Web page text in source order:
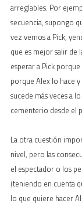
arreglables. Por
secuencia, supongo
vez vemos a Pick,
que es mejor salir de
esperar a Pick
porque Alex lo hace
sucede más veces a
cementerio desde el
La otra cuestión
nivel, pero las
el espectador o los
(teniendo en cuenta
lo que quiere hacer